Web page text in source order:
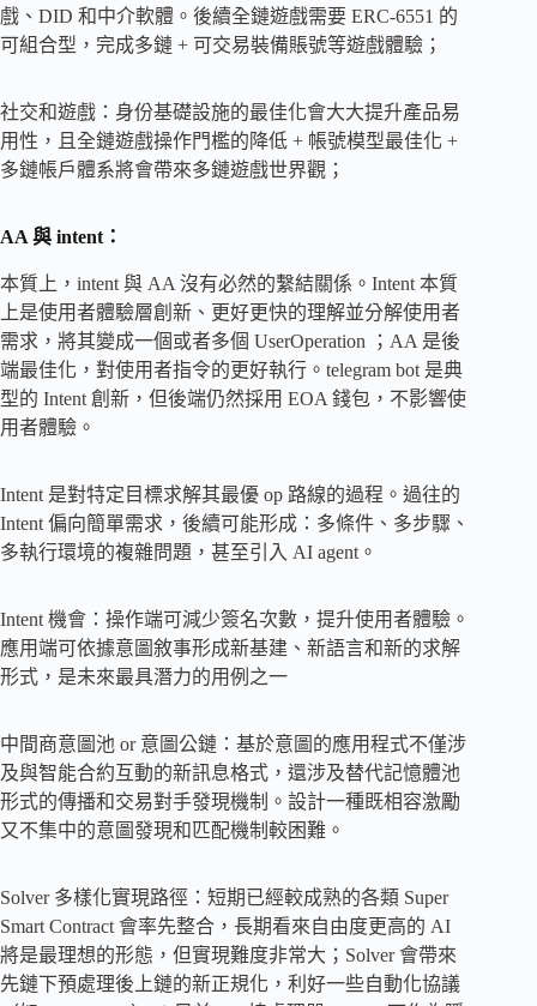
戲、DID 和中介軟體。後續全鏈遊戲需要 ERC-6551 的
可組合型，完成多鏈 + 可交易裝備賬號等遊戲體驗；
社交和遊戲：身份基礎設施的最佳化會大大提升產品易
用性，且全鏈遊戲操作門檻的降低 + 帳號模型最佳化 +
多鏈帳戶體系將會帶來多鏈遊戲世界觀；
AA 與 intent：
本質上，intent 與 AA 沒有必然的繫結關係。Intent 本質
上是使用者體驗層創新、更好更快的理解並分解使用者
需求，將其變成一個或者多個 UserOperation ；AA 是後
端最佳化，對使用者指令的更好執行。telegram bot 是典
型的 Intent 創新，但後端仍然採用 EOA 錢包，不影響使
用者體驗。
Intent 是對特定目標求解其最優 op 路線的過程。過往的
Intent 偏向簡單需求，後續可能形成：多條件、多步驟、
多執行環境的複雜問題，甚至引入 AI agent。
Intent 機會：操作端可減少簽名次數，提升使用者體驗。
應用端可依據意圖敘事形成新基建、新語言和新的求解
形式，是未來最具潛力的用例之一
中間商意圖池 or 意圖公鏈：基於意圖的應用程式不僅涉
及與智能合約互動的新訊息格式，還涉及替代記憶體池
形式的傳播和交易對手發現機制。設計一種既相容激勵
又不集中的意圖發現和匹配機制較困難。
Solver 多樣化實現路徑：短期已經較成熟的各類 Super
Smart Contract 會率先整合，長期看來自由度更高的 AI
將是最理想的形態，但實現難度非常大；Solver 會帶來
先鏈下預處理後上鏈的新正規化，利好一些自動化協議